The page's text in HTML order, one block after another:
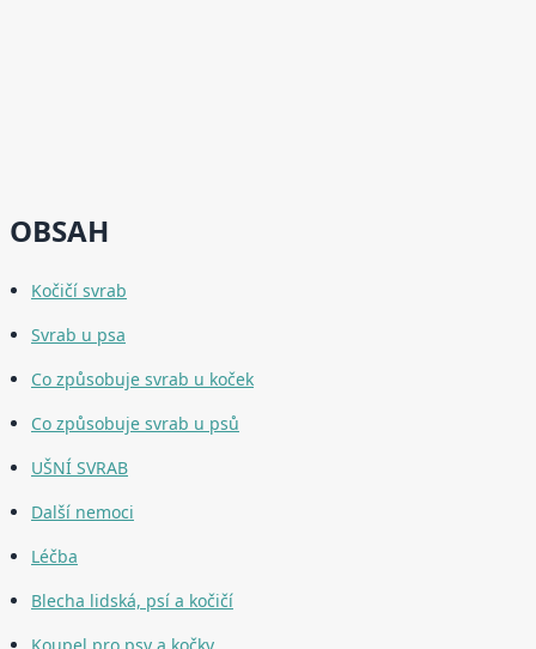
OBSAH
Kočičí svrab
Svrab u psa
Co způsobuje svrab u koček
Co způsobuje svrab u psů
UŠNÍ SVRAB
Další nemoci
Léčba
Blecha lidská, psí a kočičí